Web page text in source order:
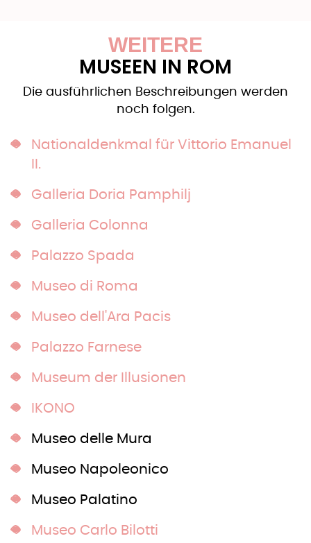
WEITERE
MUSEEN IN ROM
Die ausführlichen Beschreibungen werden
noch folgen.
Nationaldenkmal für Vittorio Emanuel
II.
Galleria Doria Pamphilj
Galleria Colonna
Palazzo Spada
Museo di Roma
Museo dell'Ara Pacis
Palazzo Farnese
Museum der Illusionen
IKONO
Museo delle Mura
Museo Napoleonico
Museo Palatino
Museo Carlo Bilotti